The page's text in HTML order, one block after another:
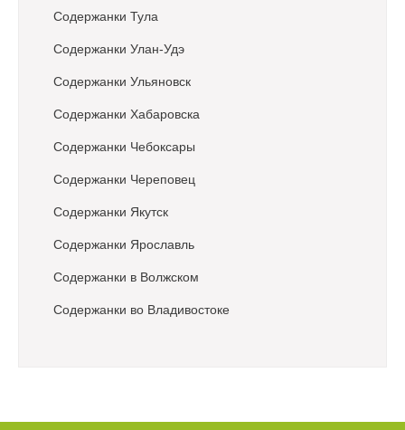
Содержанки Тула
Содержанки Улан-Удэ
Содержанки Ульяновск
Содержанки Хабаровска
Содержанки Чебоксары
Содержанки Череповец
Содержанки Якутск
Содержанки Ярославль
Содержанки в Волжском
Содержанки во Владивостоке